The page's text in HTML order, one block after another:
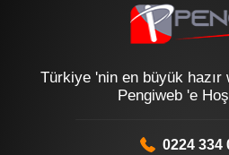
Türkiye 'nin en büyük hazır
Pengiweb 'e
0224 334